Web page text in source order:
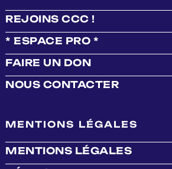
REJOINS CCC !
* ESPACE PRO *
FAIRE UN DON
NOUS CONTACTER
MENTIONS LÉGALES
MENTIONS LÉGALES